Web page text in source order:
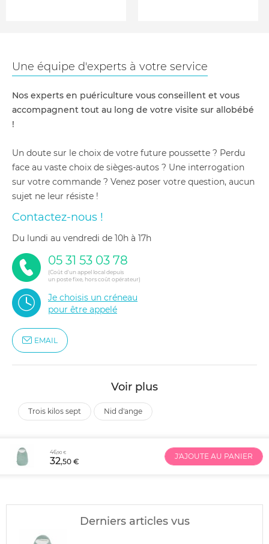
Une équipe d'experts à votre service
Nos experts en puériculture vous conseillent et vous
accompagnent tout au long de votre visite sur allobébé
!
Un doute sur le choix de votre future poussette ? Perdu
face au vaste choix de sièges-autos ? Une interrogation
sur votre commande ? Venez poser votre question, aucun
sujet ne leur résiste !
Contactez-nous !
du lundi au vendredi de 10h à 17h
05 31 53 03 78
(Coût d'un appel local depuis
un poste fixe, hors coût opérateur)
Je choisis un créneau
pour être appelé
EMAIL
Voir plus
trois kilos sept nid d'ange
46,90 €
32,50 €
J'AJOUTE AU PANIER
Derniers articles vus